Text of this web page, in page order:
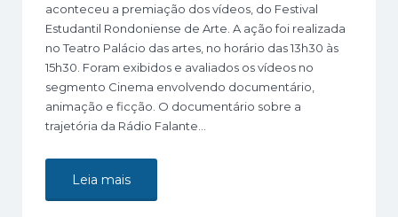
aconteceu a premiação dos vídeos, do Festival
Estudantil Rondoniense de Arte. A ação foi realizada
no Teatro Palácio das artes, no horário das 13h30 às
15h30. Foram exibidos e avaliados os vídeos no
segmento Cinema envolvendo documentário,
animação e ficção. O documentário sobre a
trajetória da Rádio Falante…
Leia mais